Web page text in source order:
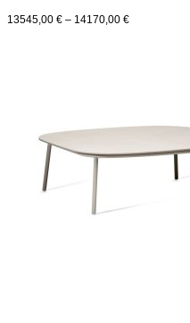
13545,00 € – 14170,00 €